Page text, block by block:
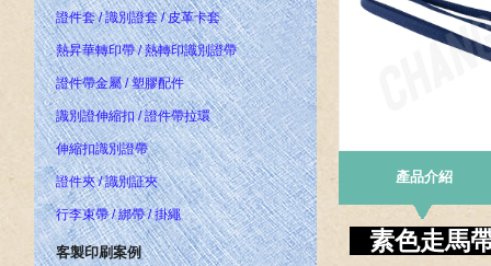
證件套 / 識別證套 / 皮革卡套
熱昇華轉印帶 / 熱轉印識別證帶
證件帶金屬 / 塑膠配件
識別證伸縮扣 / 證件帶拉環
伸縮扣識別證帶
證件夾 / 識別証夾
行李束帶 / 綁帶 / 掛繩
客製印刷案例
產品介紹
素色走馬